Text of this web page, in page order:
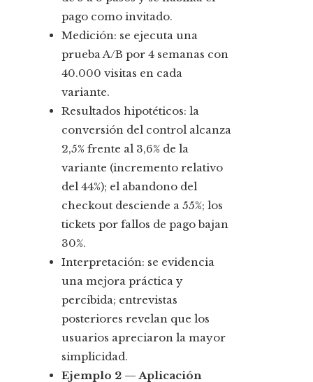
pago como invitado.
Medición: se ejecuta una
prueba A/B por 4 semanas con
40.000 visitas en cada
variante.
Resultados hipotéticos: la
conversión del control alcanza
2,5% frente al 3,6% de la
variante (incremento relativo
del 44%); el abandono del
checkout desciende a 55%; los
tickets por fallos de pago bajan
30%.
Interpretación: se evidencia
una mejora práctica y
percibida; entrevistas
posteriores revelan que los
usuarios apreciaron la mayor
simplicidad.
Ejemplo 2 — Aplicación